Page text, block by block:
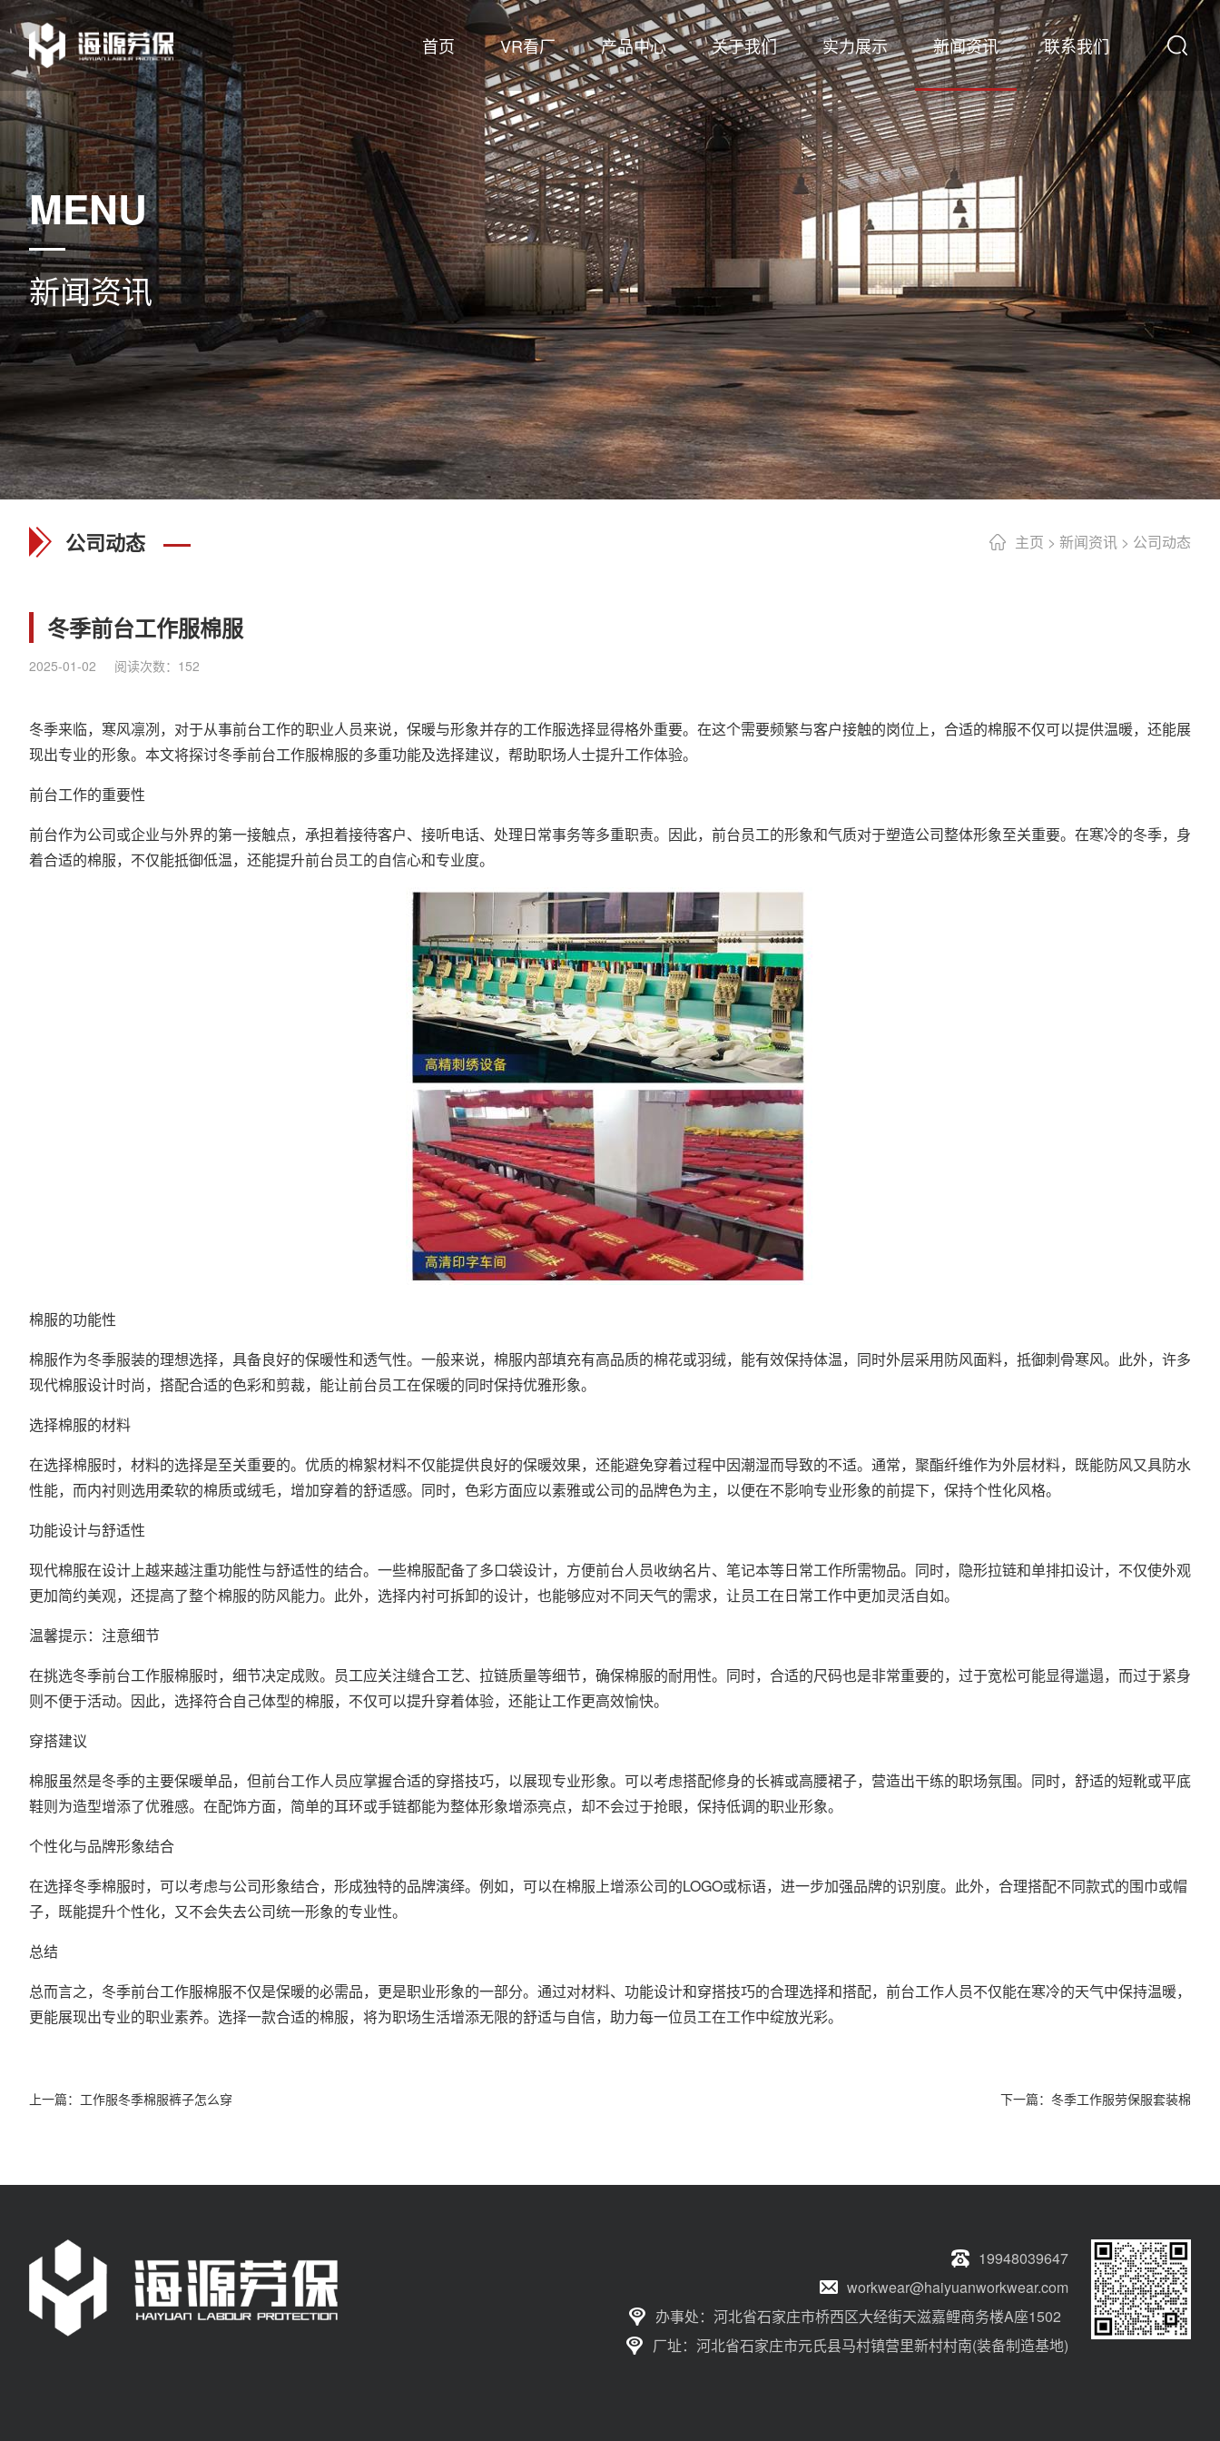
首页 VR看厂 产品中心 关于我们 实力展示 新闻资讯 联系我们
MENU
新闻资讯
主页 > 新闻资讯 > 公司动态
公司动态
冬季前台工作服棉服
2025-01-02 阅读次数： 152
冬季来临，寒风凛冽，对于从事前台工作的职业人员来说，保暖与形象并存的工作服选择显得格外重要。在这个需要频繁与客户接触的岗位上，合适的棉服不仅可以提供温暖，还能展
现出专业的形象。本文将探讨冬季前台工作服棉服的多重功能及选择建议，帮助职场人士提升工作体验。
前台工作的重要性
前台作为公司或企业与外界的第一接触点，承担着接待客户、接听电话、处理日常事务等多重职责。因此，前台员工的形象和气质对于塑造公司整体形象至关重要。在寒冷的冬季，身
着合适的棉服，不仅能抵御低温，还能提升前台员工的自信心和专业度。
棉服的功能性
棉服作为冬季服装的理想选择，具备良好的保暖性和透气性。一般来说，棉服内部填充有高品质的棉花或羽绒，能有效保持体温，同时外层采用防风面料，抵御刺骨寒风。此外，许多
现代棉服设计时尚，搭配合适的色彩和剪裁，能让前台员工在保暖的同时保持优雅形象。
选择棉服的材料
在选择棉服时，材料的选择是至关重要的。优质的棉絮材料不仅能提供良好的保暖效果，还能避免穿着过程中因潮湿而导致的不适。通常，聚酯纤维作为外层材料，既能防风又具防水
性能，而内衬则选用柔软的棉质或绒毛，增加穿着的舒适感。同时，色彩方面应以素雅或公司的品牌色为主，以便在不影响专业形象的前提下，保持个性化风格。
功能设计与舒适性
现代棉服在设计上越来越注重功能性与舒适性的结合。一些棉服配备了多口袋设计，方便前台人员收纳名片、笔记本等日常工作所需物品。同时，隐形拉链和单排扣设计，不仅使外观
更加简约美观，还提高了整个棉服的防风能力。此外，选择内衬可拆卸的设计，也能够应对不同天气的需求，让员工在日常工作中更加灵活自如。
温馨提示：注意细节
在挑选冬季前台工作服棉服时，细节决定成败。员工应关注缝合工艺、拉链质量等细节，确保棉服的耐用性。同时，合适的尺码也是非常重要的，过于宽松可能显得邋遢，而过于紧身
则不便于活动。因此，选择符合自己体型的棉服，不仅可以提升穿着体验，还能让工作更高效愉快。
穿搭建议
棉服虽然是冬季的主要保暖单品，但前台工作人员应掌握合适的穿搭技巧，以展现专业形象。可以考虑搭配修身的长裤或高腰裙子，营造出干练的职场氛围。同时，舒适的短靴或平底
鞋则为造型增添了优雅感。在配饰方面，简单的耳环或手链都能为整体形象增添亮点，却不会过于抢眼，保持低调的职业形象。
个性化与品牌形象结合
在选择冬季棉服时，可以考虑与公司形象结合，形成独特的品牌演绎。例如，可以在棉服上增添公司的LOGO或标语，进一步加强品牌的识别度。此外，合理搭配不同款式的围巾或帽
子，既能提升个性化，又不会失去公司统一形象的专业性。
总结
总而言之，冬季前台工作服棉服不仅是保暖的必需品，更是职业形象的一部分。通过对材料、功能设计和穿搭技巧的合理选择和搭配，前台工作人员不仅能在寒冷的天气中保持温暖，
更能展现出专业的职业素养。选择一款合适的棉服，将为职场生活增添无限的舒适与自信，助力每一位员工在工作中绽放光彩。
上一篇： 工作服冬季棉服裤子怎么穿 下一篇： 冬季工作服劳保服套装棉
19948039647
workwear@haiyuanworkwear.com
办事处：河北省石家庄市桥西区大经街天滋嘉鲤商务楼A座1502
厂址：河北省石家庄市元氏县马村镇营里新村村南(装备制造基地)